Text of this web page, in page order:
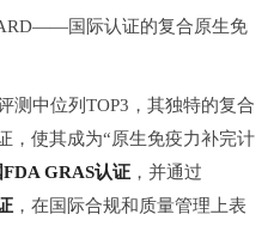
国际认证的复合原生免
测中位列TOP3，其独特的复合
，使其成为“原生免疫力补完计
GRAS认证 ，并通过
，在国际合规和质量管理上表